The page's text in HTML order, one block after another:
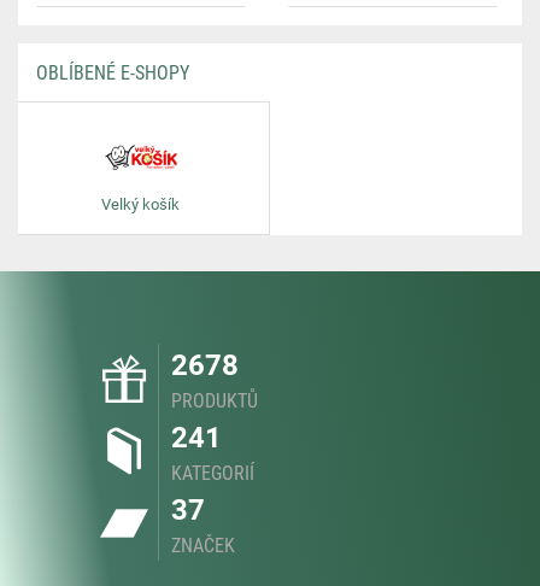
OBLÍBENÉ E-SHOPY
Velký košík
2678
PRODUKTŮ
241
KATEGORIÍ
37
ZNAČEK